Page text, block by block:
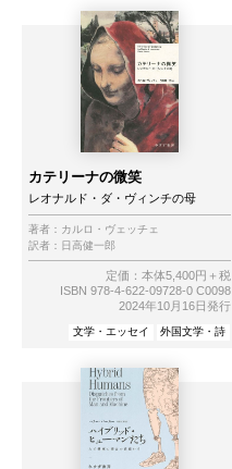
カテリーナの微笑
レオナルド・ダ・ヴィンチの母
著者： カルロ・ヴェッチェ
訳者： 日高健一郎
定価：本体5,400円＋税
ISBN 978-4-622-09728-0 C0098
2024年10月16日発行
文学・エッセイ 外国文学・詩